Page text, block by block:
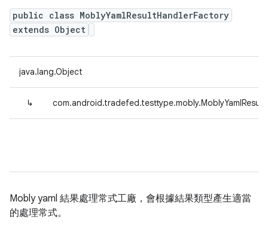
public class MoblyYamlResultHandlerFactory
extends Object
java.lang.Object
↳
Mobly yaml 結果處理常式工廠，會根據結果類型產生適當
的處理常式。